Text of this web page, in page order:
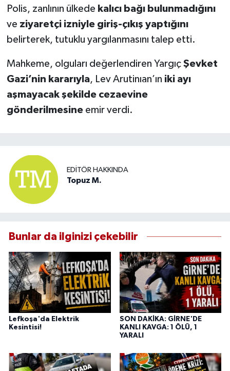
Polis, zanlının ülkede kalıcı bağı bulunmadığını
ve ziyaretçi izniyle giriş-çıkış yaptığını
belirterek, tutuklu yargılanmasını talep etti.
Mahkeme, olguları değerlendiren Yargıç Şevket
Gazi’nin kararıyla, Lev Arutinıan’ın iki ayı
aşmayacak şekilde cezaevine
gönderilmesineemir verdi.
EDITÖR HAKKINDA
Topuz M.
Bunlar da ilginizi çekebilir
Lefkoşa'da Elektrik
Kesintisi!
SON DAKİKA: GİRNE'DE
KANLI KAVGA: 1 ÖLÜ, 1
YARALI